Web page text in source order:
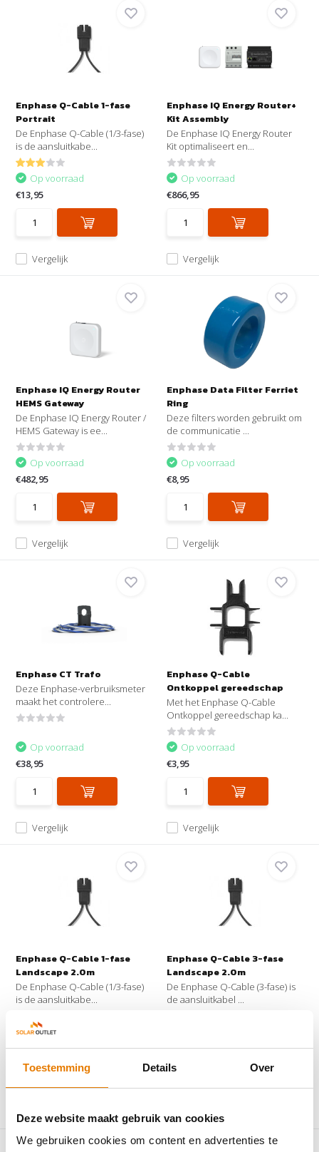
Toestemming Details Over
Deze website maakt gebruik van cookies
We gebruiken cookies om content en advertenties te
Enphase Q-Cable 1-fase
Portrait
De Enphase Q-Cable (1/3-fase)
is de aansluitkabe...
Vergelijk
Op voorraad
€13,95
Enphase IQ Energy Router+
Kit Assembly
De Enphase IQ Energy Router
Kit optimaliseert en...
Vergelijk
Op voorraad
€866,95
Enphase IQ Energy Router
HEMS Gateway
De Enphase IQ Energy Router /
HEMS Gateway is ee...
Vergelijk
Op voorraad
€482,95
Enphase Data Filter Ferriet
Ring
Deze filters worden gebruikt om
de communicatie ...
Vergelijk
Op voorraad
€8,95
Enphase CT Trafo
Deze Enphase-verbruiksmeter
maakt het controlere...
Vergelijk
Op voorraad
€38,95
Enphase Q-Cable
Ontkoppel gereedschap
Met het Enphase Q-Cable
Ontkoppel gereedschap ka...
Vergelijk
Op voorraad
€3,95
Enphase Q-Cable 1-fase
Landscape 2.0m
De Enphase Q-Cable (1/3-fase)
is de aansluitkabe...
Vergelijk
Op voorraad
€22,-
Enphase Q-Cable 3-fase
Landscape 2.0m
De Enphase Q-Cable (3-fase) is
de aansluitkabel ...
Vergelijk
€30,95